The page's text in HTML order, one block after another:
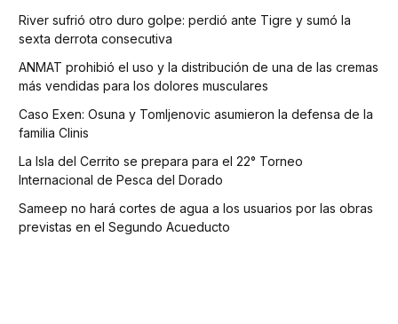
River sufrió otro duro golpe: perdió ante Tigre y sumó la
sexta derrota consecutiva
ANMAT prohibió el uso y la distribución de una de las cremas
más vendidas para los dolores musculares
Caso Exen: Osuna y Tomljenovic asumieron la defensa de la
familia Clinis
La Isla del Cerrito se prepara para el 22° Torneo
Internacional de Pesca del Dorado
Sameep no hará cortes de agua a los usuarios por las obras
previstas en el Segundo Acueducto